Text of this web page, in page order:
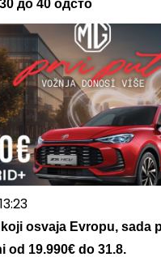
до 40 одсто
osvaja Evropu, sada
od 19.990€ do 31.8.